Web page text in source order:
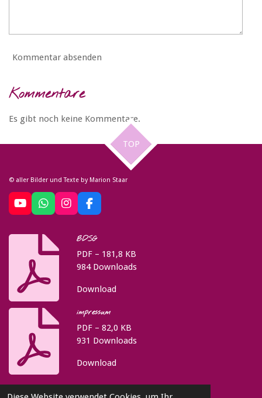
Kommentar absenden
Kommentare
Es gibt noch keine Kommentare.
TOP
© aller Bilder und Texte by Marion Staar
Y
o
W
h
t
s
p
I
n
F
a
e
b
o
o
BDSG
PDF – 181,8 KB
984 Downloads
Download
impressum
PDF – 82,0 KB
931 Downloads
Download